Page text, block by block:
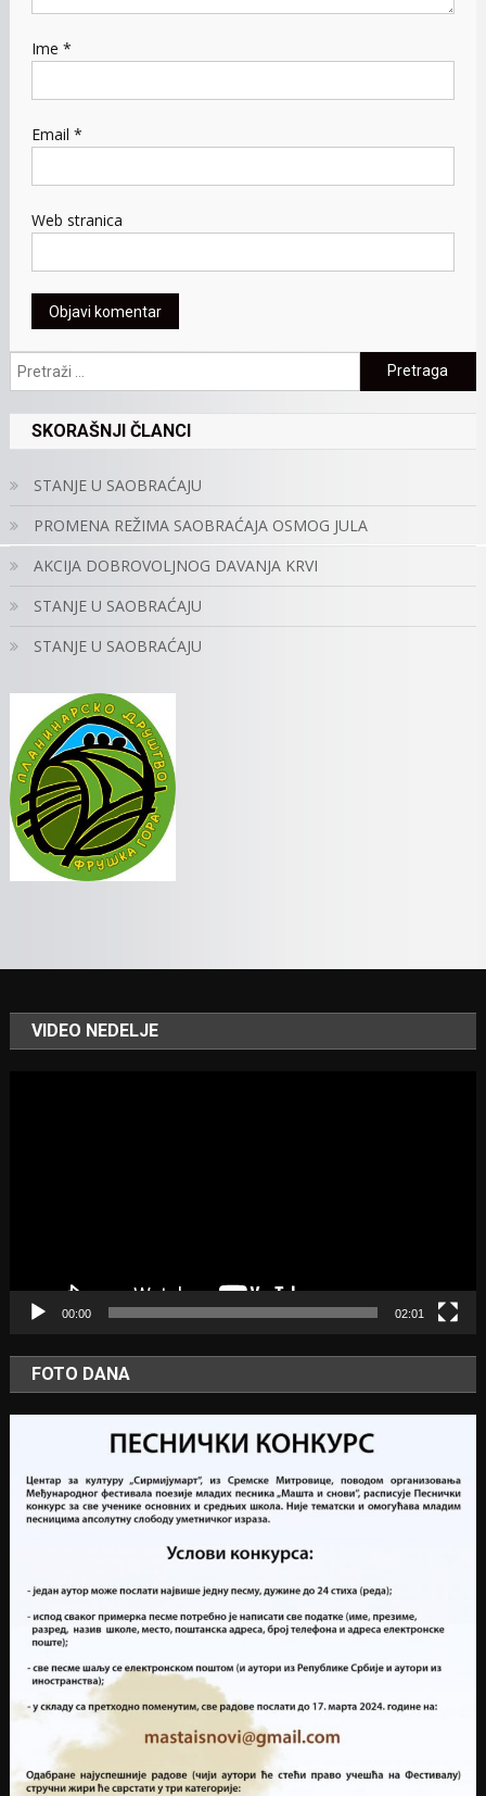
Ime *
Email *
Web stranica
Pretraga:
SKORAŠNJI ČLANCI
STANJE U SAOBRAĆAJU
PROMENA REŽIMA SAOBRAĆAJA OSMOG JULA
AKCIJA DOBROVOLJNOG DAVANJA KRVI
STANJE U SAOBRAĆAJU
STANJE U SAOBRAĆAJU
VIDEO NEDELJE
00:00 02:01
FOTO DANA